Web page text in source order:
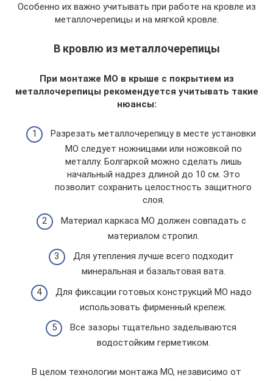
Особенно их важно учитывать при работе на кровле из
металлочерепицы и на мягкой кровле.
В кровлю из металлочерепицы
При монтаже МО в крыше с покрытием из
металлочерепицы рекомендуется учитывать такие
нюансы:
Разрезать металлочерепицу в месте установки
МО следует ножницами или ножовкой по
металлу. Болгаркой можно сделать лишь
начальный надрез длиной до 10 см. Это
позволит сохранить целостность защитного
слоя.
Материал каркаса МО должен совпадать с
материалом стропил.
Для утепления лучше всего подходит
минеральная и базальтовая вата.
Для фиксации готовых конструкций МО надо
использовать фирменный крепеж.
Все зазоры тщательно заделываются
водостойким герметиком.
В целом технологии монтажа МО, независимо от